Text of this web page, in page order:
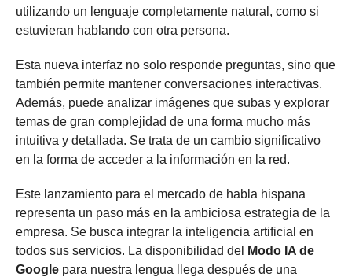
utilizando un lenguaje completamente natural, como si
estuvieran hablando con otra persona.
Esta nueva interfaz no solo responde preguntas, sino que
también permite mantener conversaciones interactivas.
Además, puede analizar imágenes que subas y explorar
temas de gran complejidad de una forma mucho más
intuitiva y detallada. Se trata de un cambio significativo
en la forma de acceder a la información en la red.
Este lanzamiento para el mercado de habla hispana
representa un paso más en la ambiciosa estrategia de la
empresa. Se busca integrar la inteligencia artificial en
todos sus servicios. La disponibilidad del
Modo IA de
Google para nuestra lengua llega después de una